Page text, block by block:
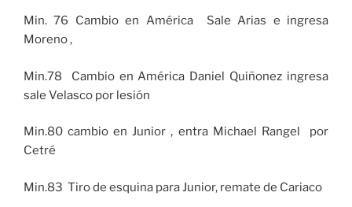
Min. 76 Cambio en América Sale Arias e ingresa
Moreno ,
Min.78 Cambio en América Daniel Quiñonez ingresa
sale Velasco por lesión
Min.80 cambio en Junior , entra Michael Rangel por
Cetré
Min.83 Tiro de esquina para Junior, remate de Cariaco